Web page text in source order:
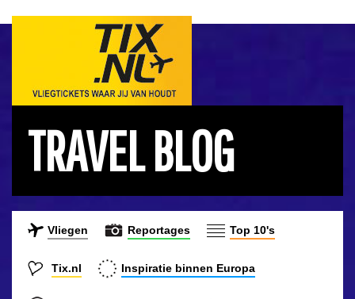
TRAVEL BLOG
Vliegen Reportages Top 10's
Tix.nl Inspiratie binnen Europa